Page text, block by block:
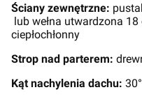
Ściany zewnętrzne:
lub wełna utwardzona
ciepłochłonny
Strop nad parterem:
Kąt nachylenia dachu: 30°